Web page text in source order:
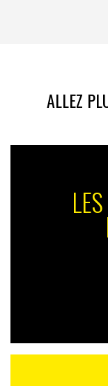
ALLEZ